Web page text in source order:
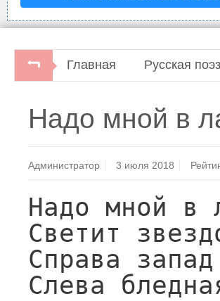
Главная Русская
"Центр-100", 1996.
Надо мной в
Администратор 3 июля 2018
Надо мной в
Светит
Справа
Слева